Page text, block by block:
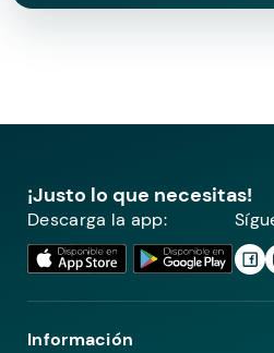
¡Justo lo que necesitas!
Descarga la app:
Información